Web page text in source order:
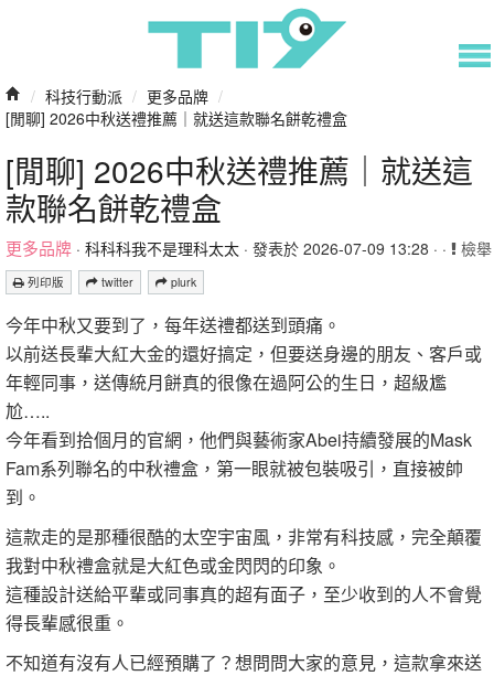
/ 科技行動派 / 更多品牌 /
[閒聊] 2026中秋送禮推薦｜就送這款聯名餅乾禮盒
[閒聊] 2026中秋送禮推薦｜就送這
款聯名餅乾禮盒
更多品牌 · 科科科我不是理科太太 · 發表於 2026-07-09 13:28 · · 檢舉
列印版 twitter plurk
今年中秋又要到了，每年送禮都送到頭痛。
以前送長輩大紅大金的還好搞定，但要送身邊的朋友、客戶或
年輕同事，送傳統月餅真的很像在過阿公的生日，超級尷
尬…..
今年看到拾個月的官網，他們與藝術家Abei持續發展的Mask
Fam系列聯名的中秋禮盒，第一眼就被包裝吸引，直接被帥
到。
這款走的是那種很酷的太空宇宙風，非常有科技感，完全顛覆
我對中秋禮盒就是大紅色或金閃閃的印象。
這種設計送給平輩或同事真的超有面子，至少收到的人不會覺
得長輩感很重。
不知道有沒有人已經預購了？想問問大家的意見，這款拿來送